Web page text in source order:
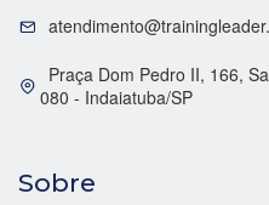
Praça Dom Pedro II, 166,
080 - Indaiatuba/SP
Sobre